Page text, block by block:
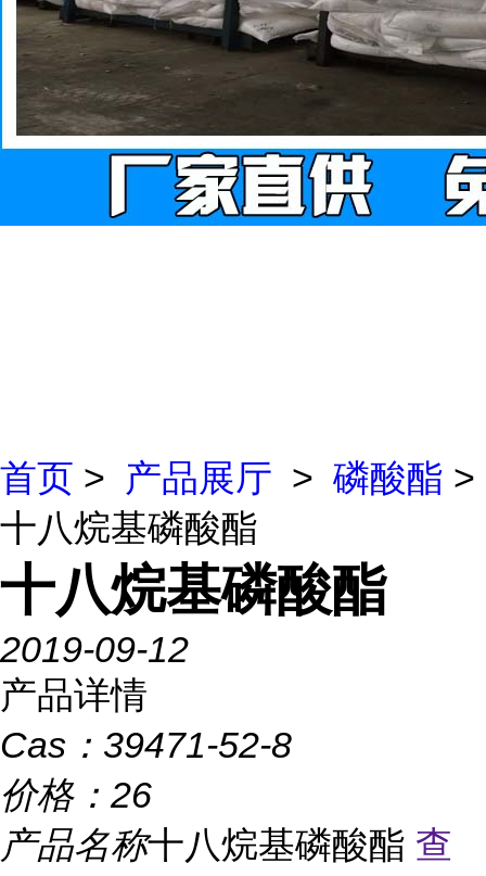
首页 > 产品展厅 > 磷酸酯 >
十八烷基磷酸酯
十八烷基磷酸酯
2019-09-12
产品详情
Cas： 39471-52-8
价格： 26
产品名称十八烷基磷酸酯 查